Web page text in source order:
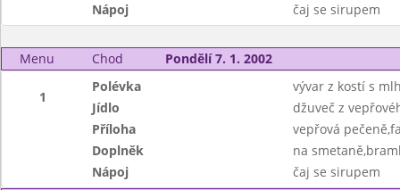
Nápoj
čaj se sirupem
Menu Chod Pondělí 7. 1. 2002
1
Polévka
vývar z kostí s
Jídlo
džuveč z
Příloha
vepřová
Doplněk
na
Nápoj
čaj se sirupem